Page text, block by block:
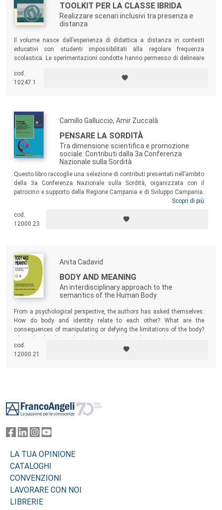
TOOLKIT PER LA CLASSE IBRIDA
Realizzare scenari inclusivi tra presenza e
distanza
Il volume nasce dall’esperienza di didattica a distanza in contesti
educativi con studenti impossibilitati alla regolare frequenza
scolastica. Le sperimentazioni condotte hanno permesso di delineare
genera dall’intersezione di differenti dimensioni (organizzativa,
metodologica e tecnologica).
cod.
10247.1
Camillo Galluccio, Amir Zuccalà
PENSARE LA SORDITÀ
Tra dimensione scientifica e promozione
sociale. Contributi dalla 3a Conferenza
Nazionale sulla Sordità
Questo libro raccoglie una selezione di contributi presentati nell’ambito
della 3a Conferenza Nazionale sulla Sordità, organizzata con il
patrocino e supporto della Regione Campania e di Sviluppo Campania.
Ci auguriamo che i contributi qui presentati possano aiutare a pensare
sola visione; a far emergere temi poco conosciuti come quelli della
pluri-disabilità; a far riflettere sulla necessità di adottare strategie per
Scopri di più
cod.
12000.23
Anita Cadavid
BODY AND MEANING
An interdisciplinary approach to the
semantics of the Human Body
From a psychological perspective, the authors has asked themselves:
How do body and identity relate to each other? What are the
consequences of manipulating or defying the limitations of the body?
the dignity of the sexed body.
cod.
12000.21
LA TUA OPINIONE
CATALOGHI
CONVENZIONI
LAVORARE CON NOI
LIBRERIE